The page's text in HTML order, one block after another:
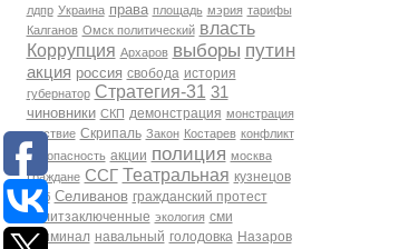
лдпр Украина права площадь мэрия тарифы
Калганов Омск политический власть
Коррупция Архаров выборы путин
акция россия свобода история
губернатор Стратегия-31 31
чиновники СКП демонстрация монстрация
шествие Скрипаль Закон Костарев конфликт
Безопасность акции полиция москва
Граждане ССГ Театральная кузнецов
фсб Селиванов гражданский протест
политзаключенные экология сми
Криминал навальный голодовка Назаров